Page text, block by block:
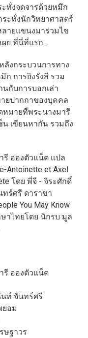
ทั่งจดจารด้วยหมึก
ระทั่งนักวิทยาศาสตร์
ายแขนงมาร่วมไข
ผย ที่นี่ที่แรก…
ลังกระบวนการทาง
ก การยิงรังสี รวม
นกับการบอกเล่า
ยปากกาของบุคคล
มายที่พระนางมารี
น เขียนหากัน รวมถึง
อองตัวแน็ต แปล
Antoinette et Axel
โดย พี่จี - จิระศักดิ์
ร์ศรี ดาราขา
You May Know
าไทยโดย นักรบ มูล
รี อองตัวแน็ต
ท์ จันทร์ศรี
ยอม
ษฐาวร